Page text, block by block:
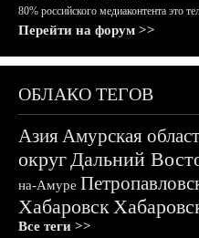
80% российского медиаконтента это
Перейти на форум >>
ОБЛАКО ТЕГОВ
АзияАмурская
округДальний
на-Амуре
Хабаровск
Все теги >>